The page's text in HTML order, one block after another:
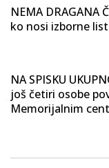
NEMA DRAGANA
ko nosi izborne
NA SPISKU
još četiri osobe
Memorijalnim